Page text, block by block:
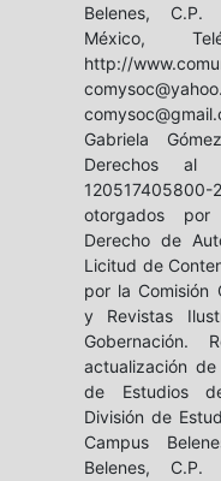
Belenes, C.P.
México,
http://
Gabriela
Derechos al
otorgados
Derecho de
Licitud de
por la Comisión
y Revistas
Gobernación.
actualización
de Estudios
División de
Campus
Belenes, C.P.